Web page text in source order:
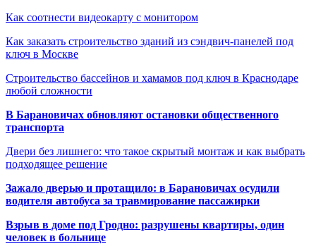
Как соотнести видеокарту с монитором
Как заказать строительство зданий из сэндвич-панелей под
ключ в Москве
Строительство бассейнов и хамамов под ключ в Краснодаре
любой сложности
В Барановичах обновляют остановки общественного
транспорта
Двери без лишнего: что такое скрытый монтаж и как выбрать
подходящее решение
Зажало дверью и протащило: в Барановичах осудили
водителя автобуса за травмирование пассажирки
Взрыв в доме под Гродно: разрушены квартиры, один
человек в больнице